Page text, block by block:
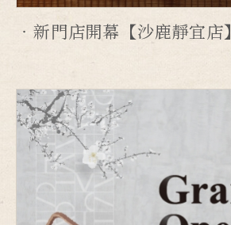
新門店開幕【沙鹿靜宜店】